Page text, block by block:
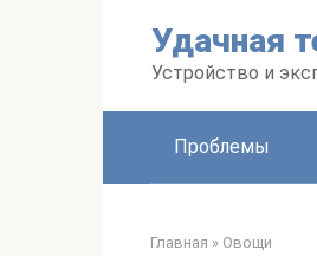
Удачная
Устройство и
Проблемы
Главная » Овощи